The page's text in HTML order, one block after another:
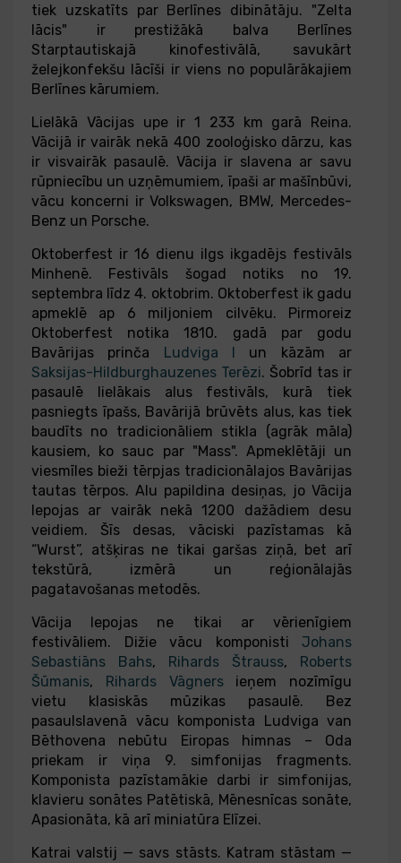
tiek uzskatīts par Berlīnes dibinātāju. "Zelta
lācis" ir prestižākā balva Berlīnes
Starptautiskajā kinofestivālā, savukārt
želejkonfekšu lācīši ir viens no populārākajiem
Berlīnes kārumiem.
Lielākā Vācijas upe ir 1 233 km garā Reina.
Vācijā ir vairāk nekā 400 zooloģisko dārzu, kas
ir visvairāk pasaulē. Vācija ir slavena ar savu
rūpniecību un uzņēmumiem, īpaši ar mašīnbūvi,
vācu koncerni ir Volkswagen, BMW, Mercedes-
Benz un Porsche.
Oktoberfest ir 16 dienu ilgs ikgadējs festivāls
Minhenē. Festivāls šogad notiks no 19.
septembra līdz 4. oktobrim. Oktoberfest ik gadu
apmeklē ap 6 miljoniem cilvēku. Pirmoreiz
Oktoberfest notika 1810. gadā par godu
Bavārijas prinča Ludviga I un kāzām ar
Saksijas-Hildburghauzenes Terēzi. Šobrīd tas ir
pasaulē lielākais alus festivāls, kurā tiek
pasniegts īpašs, Bavārijā brūvēts alus, kas tiek
baudīts no tradicionāliem stikla (agrāk māla)
kausiem, ko sauc par "Mass". Apmeklētāji un
viesmīles bieži tērpjas tradicionālajos Bavārijas
tautas tērpos. Alu papildina desiņas, jo Vācija
lepojas ar vairāk nekā 1200 dažādiem desu
veidiem. Šīs desas, vāciski pazīstamas kā
“Wurst”, atšķiras ne tikai garšas ziņā, bet arī
tekstūrā, izmērā un reģionālajās
pagatavošanas metodēs.
Vācija lepojas ne tikai ar vērienīgiem
festivāliem. Dižie vācu komponisti Johans
Sebastiāns Bahs, Rihards Štrauss, Roberts
Šūmanis, Rihards Vāgnersieņem nozīmīgu
vietu klasiskās mūzikas pasaulē. Bez
pasaulslavenā vācu komponista Ludviga van
Bēthovena nebūtu Eiropas himnas – Oda
priekam ir viņa 9. simfonijas fragments.
Komponista pazīstamākie darbi ir simfonijas,
klavieru sonātes Patētiskā, Mēnesnīcas sonāte,
Apasionāta, kā arī miniatūra Elīzei.
Katrai valstij — savs stāsts. Katram stāstam —